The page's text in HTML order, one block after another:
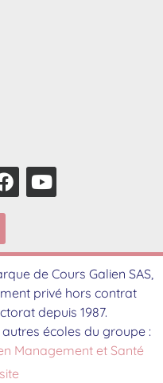
de Cours Galien SAS,
privé hors contrat
depuis 1987.
écoles du groupe :
Management et Santé